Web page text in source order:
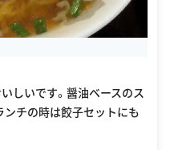
しいです。醤油ベースのス
ンチの時は餃子セットにも